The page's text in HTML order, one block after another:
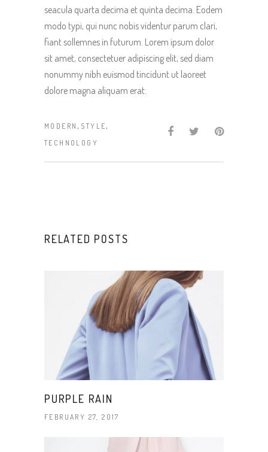
seacula quarta decima et quinta decima. Eodem
modo typi, qui nunc nobis videntur parum clari,
fiant sollemnes in futurum. Lorem ipsum dolor
sit amet, consectetuer adipiscing elit, sed diam
nonummy nibh euismod tincidunt ut laoreet
dolore magna aliquam erat.
MODERN, STYLE,
TECHNOLOGY
RELATED POSTS
PURPLE RAIN
FEBRUARY 27, 2017